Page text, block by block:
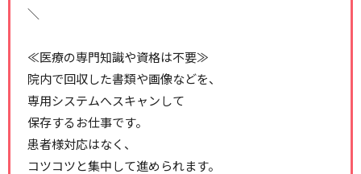
＼
≪医療の専門知識や資格は不要≫
院内で回収した書類や画像などを、
専用システムへスキャンして
保存するお仕事です。
患者様対応はなく、
コツコツと集中して進められます。